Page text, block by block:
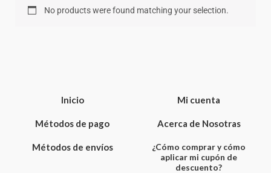
No products were found matching your selection.
Inicio
Métodos de pago
Métodos de envíos
Mi cuenta
Acerca de Nosotras
¿Cómo comprar y cómo
aplicar mi cupón de
descuento?